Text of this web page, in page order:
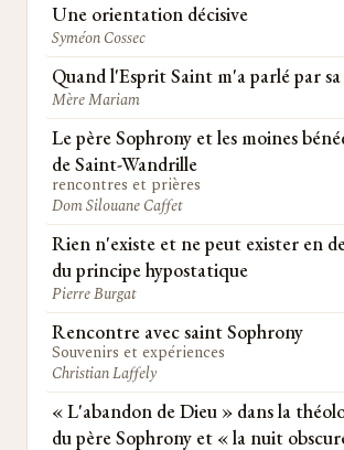
Une orientation décisive
Syméon Cossec
Quand l'Esprit Saint m'a parlé par
Mère Mariam
Le père Sophrony et les moines
de Saint-Wandrille
rencontres et prières
Dom Silouane Caffet
Rien n'existe et ne peut exister en
du principe hypostatique
Pierre Burgat
Rencontre avec saint Sophrony
Souvenirs et expériences
Christian Laffely
« L'abandon de Dieu » dans la
du père Sophrony et « la nuit